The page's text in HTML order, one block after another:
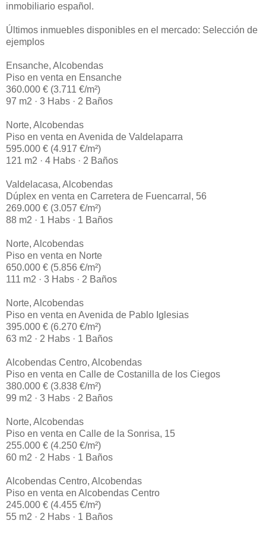
inmobiliario español.
Últimos inmuebles disponibles en el mercado: Selección de
ejemplos
Ensanche, Alcobendas
Piso en venta en Ensanche
360.000 € (3.711 €/m²)
97 m2 · 3 Habs · 2 Baños
Norte, Alcobendas
Piso en venta en Avenida de Valdelaparra
595.000 € (4.917 €/m²)
121 m2 · 4 Habs · 2 Baños
Valdelacasa, Alcobendas
Dúplex en venta en Carretera de Fuencarral, 56
269.000 € (3.057 €/m²)
88 m2 · 1 Habs · 1 Baños
Norte, Alcobendas
Piso en venta en Norte
650.000 € (5.856 €/m²)
111 m2 · 3 Habs · 2 Baños
Norte, Alcobendas
Piso en venta en Avenida de Pablo Iglesias
395.000 € (6.270 €/m²)
63 m2 · 2 Habs · 1 Baños
Alcobendas Centro, Alcobendas
Piso en venta en Calle de Costanilla de los Ciegos
380.000 € (3.838 €/m²)
99 m2 · 3 Habs · 2 Baños
Norte, Alcobendas
Piso en venta en Calle de la Sonrisa, 15
255.000 € (4.250 €/m²)
60 m2 · 2 Habs · 1 Baños
Alcobendas Centro, Alcobendas
Piso en venta en Alcobendas Centro
245.000 € (4.455 €/m²)
55 m2 · 2 Habs · 1 Baños